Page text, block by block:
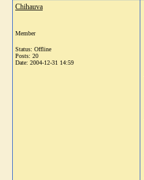
Chihauva
Member
Status: Offline
Posts: 20
Date: 2004-12-31 14:59